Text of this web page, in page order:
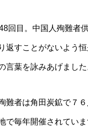
回目。中国人殉難者
返すことがないよう
言葉を詠みあげまし
難者は角田炭鉱で７
で毎年開催されてい